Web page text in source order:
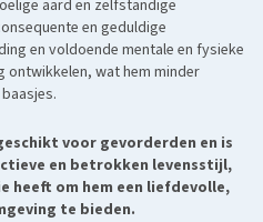
aard en zelfstandige
en geduldige
en voldoende mentale en fysieke
ontwikkelen, wat hem minder
voor gevorderden en is
en betrokken levensstijl,
heeft om hem een liefdevolle,
te bieden.